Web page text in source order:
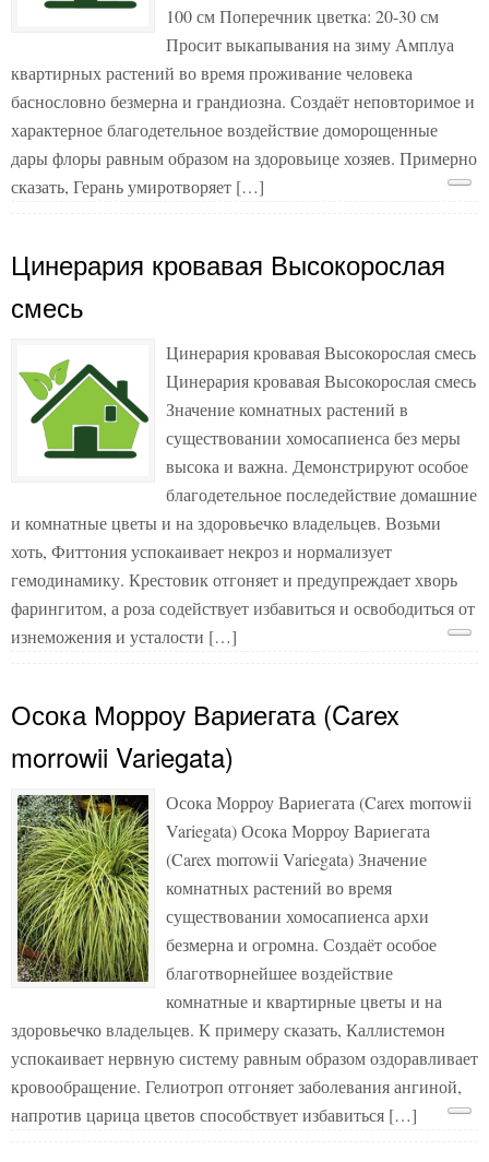
100 см Поперечник цветка: 20-30 см
Просит выкапывания на зиму Амплуа
квартирных растений во время проживание человека
баснословно безмерна и грандиозна. Создаёт неповторимое и
характерное благодетельное воздействие доморощенные
дары флоры равным образом на здоровьице хозяев. Примерно
сказать, Герань умиротворяет […]
Цинерария кровавая Высокорослая
смесь
Цинерария кровавая Высокорослая смесь
Цинерария кровавая Высокорослая смесь
Значение комнатных растений в
существовании хомосапиенса без меры
высока и важна. Демонстрируют особое
благодетельное последействие домашние
и комнатные цветы и на здоровьечко владельцев. Возьми
хоть, Фиттония успокаивает некроз и нормализует
гемодинамику. Крестовик отгоняет и предупреждает хворь
фарингитом, а роза содействует избавиться и освободиться от
изнеможения и усталости […]
Осока Морроу Вариегата (Carex
morrowii Variegata)
Осока Морроу Вариегата (Carex morrowii
Variegata) Осока Морроу Вариегата
(Carex morrowii Variegata) Значение
комнатных растений во время
существовании хомосапиенса архи
безмерна и огромна. Создаёт особое
благотворнейшее воздействие
комнатные и квартирные цветы и на
здоровьечко владельцев. К примеру сказать, Каллистемон
успокаивает нервную систему равным образом оздоравливает
кровообращение. Гелиотроп отгоняет заболевания ангиной,
напротив царица цветов способствует избавиться […]